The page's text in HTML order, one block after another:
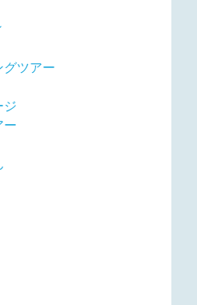
ツアー
ジ
ー